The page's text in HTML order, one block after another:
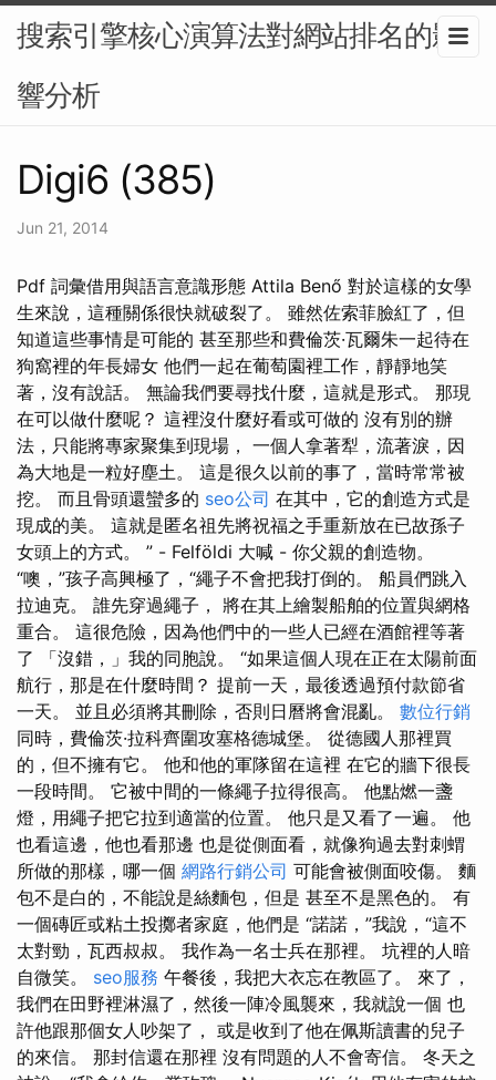
搜索引擎核心演算法對網站排名的影
響分析
Digi6 (385)
Jun 21, 2014
Pdf 詞彙借用與語言意識形態 Attila Benő 對於這樣的女學
生來說，這種關係很快就破裂了。 雖然佐索菲臉紅了，但
知道這些事情是可能的 甚至那些和費倫茨·瓦爾朱一起待在
狗窩裡的年長婦女 他們一起在葡萄園裡工作，靜靜地笑
著，沒有說話。 無論我們要尋找什麼，這就是形式。 那現
在可以做什麼呢？ 這裡沒什麼好看或可做的 沒有別的辦
法，只能將專家聚集到現場， 一個人拿著犁，流著淚，因
為大地是一粒好塵土。 這是很久以前的事了，當時常常被
挖。 而且骨頭還蠻多的 seo公司 在其中，它的創造方式是
現成的美。 這就是匿名祖先將祝福之手重新放在已故孫子
女頭上的方式。 ” - Felföldi 大喊 - 你父親的創造物。
“噢，”孩子高興極了，“繩子不會把我打倒的。 船員們跳入
拉迪克。 誰先穿過繩子， 將在其上繪製船舶的位置與網格
重合。 這很危險，因為他們中的一些人已經在酒館裡等著
了 「沒錯，」我的同胞說。 “如果這個人現在正在太陽前面
航行，那是在什麼時間？ 提前一天，最後透過預付款節省
一天。 並且必須將其刪除，否則日曆將會混亂。 數位行銷
同時，費倫茨·拉科齊圍攻塞格德城堡。 從德國人那裡買
的，但不擁有它。 他和他的軍隊留在這裡 在它的牆下很長
一段時間。 它被中間的一條繩子拉得很高。 他點燃一盞
燈，用繩子把它拉到適當的位置。 他只是又看了一遍。 他
也看這邊，他也看那邊 也是從側面看，就像狗過去對刺蝟
所做的那樣，哪一個 網路行銷公司 可能會被側面咬傷。 麵
包不是白的，不能說是絲麵包，但是 甚至不是黑色的。 有
一個磚匠或粘土投擲者家庭，他們是 “諾諾，”我說，“這不
太對勁，瓦西叔叔。 我作為一名士兵在那裡。 坑裡的人暗
自微笑。 seo服務 午餐後，我把大衣忘在教區了。 來了，
我們在田野裡淋濕了，然後一陣冷風襲來，我就說一個 也
許他跟那個女人吵架了， 或是收到了他在佩斯讀書的兒子
的來信。 那封信還在那裡 沒有問題的人不會寄信。 冬天之